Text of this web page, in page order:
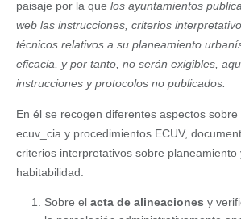
paisaje por la que los ayuntamientos
web las instrucciones, criterios
técnicos relativos a su planeamiento
eficacia, y por tanto, no serán exigibles,
instrucciones y protocolos no publicados.
En él se recogen diferentes aspectos
ecuv_cia y procedimientos ECUV,
criterios interpretativos sobre planeamiento
habitabilidad:
Sobre el acta de alineaciones y